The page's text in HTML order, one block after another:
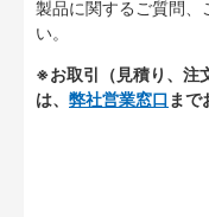
製品に関するご質問、
い。
※お取引（見積り、注
は、 弊社営業窓口 まで